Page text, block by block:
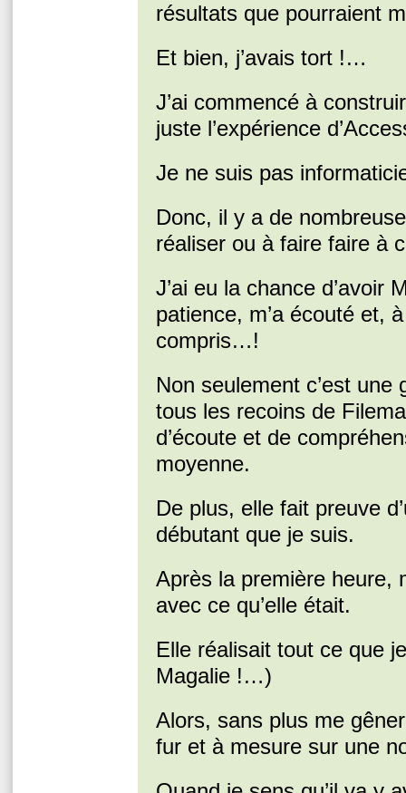
résultats que pourraient
Et bien, j’avais tort !…
J’ai commencé à
juste l’expérience
Je ne suis pas
Donc, il y a de
réaliser ou à faire faire à
J’ai eu la chance d’avoir
patience, m’a écouté et,
compris…!
Non seulement c’est
tous les recoins de
d’écoute et de
moyenne.
De plus, elle fait preuve
débutant que je suis.
Après la première heure,
avec ce qu’elle était.
Elle réalisait tout ce que
Magalie !…)
Alors, sans plus me
fur et à mesure sur une